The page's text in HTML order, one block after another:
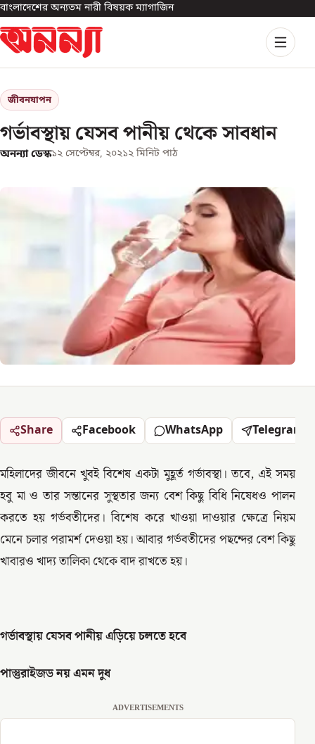
বাংলাদেশের অন্যতম নারী বিষয়ক ম্যাগাজিন
জীবনযাপন
গর্ভাবস্থায় যেসব পানীয় থেকে সাবধান
অনন্যা ডেস্ক১২ সেপ্টেম্বর, ২০২১২ মিনিট পাঠ
Share Facebook WhatsApp Telegram
মহিলাদের জীবনে খুবই বিশেষ একটা মুহূর্ত গর্ভাবস্থা। তবে, এই সময়
হবু মা ও তার সন্তানের সুস্থতার জন্য বেশ কিছু বিধি নিষেধও পালন
করতে হয় গর্ভবতীদের। বিশেষ করে খাওয়া দাওয়ার ক্ষেত্রে নিয়ম
মেনে চলার পরামর্শ দেওয়া হয়। আবার গর্ভবতীদের পছন্দের বেশ কিছু
খাবারও খাদ্য তালিকা থেকে বাদ রাখতে হয়।
গর্ভাবস্থায় যেসব পানীয় এড়িয়ে চলতে হবে
পাস্তুরাইজড নয় এমন দুধ
ADVERTISEMENTS